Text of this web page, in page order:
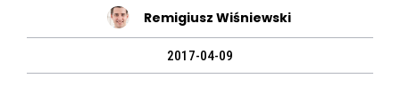
Remigiusz Wiśniewski
2017-04-09